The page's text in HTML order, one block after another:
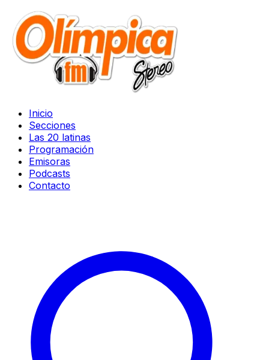
Inicio
Secciones
Las 20 latinas
Programación
Emisoras
Podcasts
Contacto